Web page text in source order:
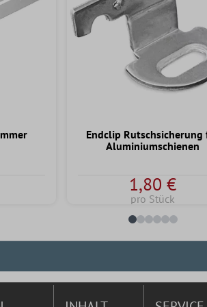
Endclip Rutschsicherung
Aluminiumschienen
1,80 €
pro Stück